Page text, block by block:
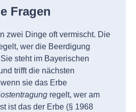
Fragen
zwei Dinge oft vermischt. Die
wer die Beerdigung
steht im Bayerischen
trifft die nächsten
sie das Erbe
regelt, wer am
ist das der Erbe (§ 1968